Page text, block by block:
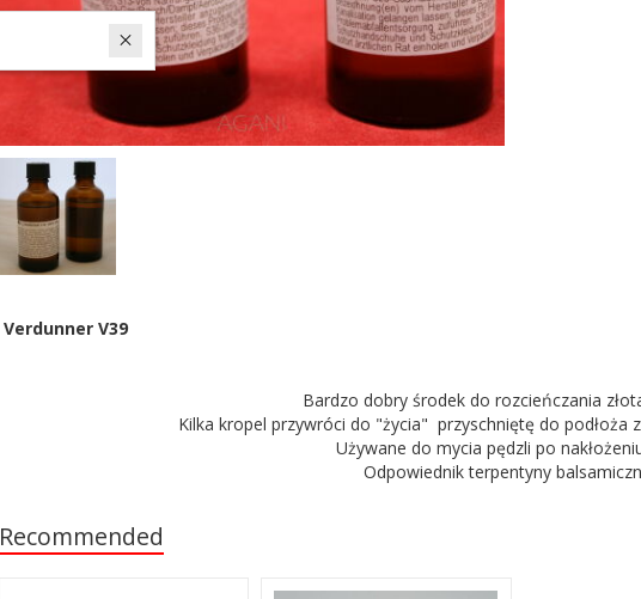
Verdunner V39
Bardzo dobry środek do rozcieńczania
Kilka kropel przywróci do "życia" przyschniętę do podłoża
Używane do mycia pędzli po
Odpowiednik terpentyny
Recommended